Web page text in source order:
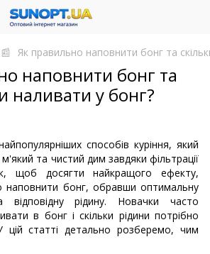
Як правильно наповнити бонг та
наповнити бонг та
наливати у бонг?
способів куріння, який
та чистий дим завдяки фільтрації
щоб досягти найкращого ефекту,
наповнити бонг, обравши оптимальну
відповідну рідину. Новачки часто
в бонг і скільки рідини потрібно
цій статті детально розберемо, чим